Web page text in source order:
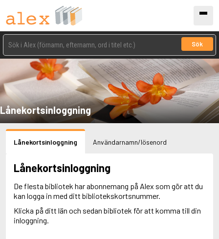
Sök
Lånekortsinloggning
Lånekortsinloggning Användarnamn/lösenord
Lånekortsinloggning
De flesta bibliotek har abonnemang på Alex som gör att du
kan logga in med ditt bibliotekskortsnummer.
Klicka på ditt län och sedan bibliotek för att komma till din
inloggning.